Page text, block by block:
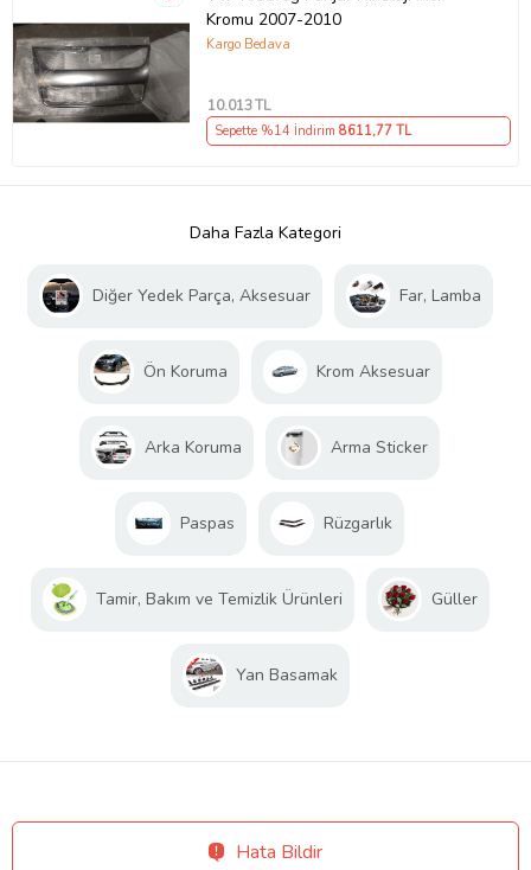
Kromu 2007-2010
Kargo Bedava
10.013TL
Sepette %14 İndirim 8611,77 TL
Daha Fazla Kategori
Diğer Yedek Parça, Aksesuar Far, Lamba
Ön Koruma Krom Aksesuar
Arka Koruma Arma Sticker
Paspas Rüzgarlık
Tamir, Bakım ve Temizlik Ürünleri Güller
Yan Basamak
Hata Bildir